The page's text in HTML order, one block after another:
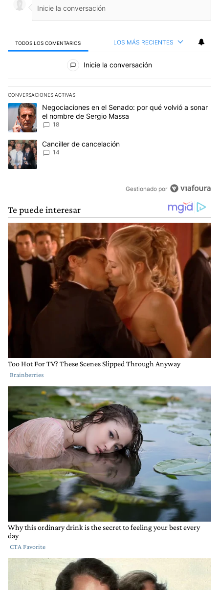
TODOS LOS COMENTARIOS LOS MÁS RECIENTES
Todos los comentarios
Inicie la conversación
CONVERSACIONES ACTIVAS
Este listado muestra los artículos con más comentarios en los
Un artículo de tendencia con el título "Negociaciones en el
Negociaciones en el Senado: por qué volvió a sonar
el nombre de Sergio Massa
18
Un artículo de tendencia con el título "Canciller de cancelación"
Canciller de cancelación
14
Gestionado por